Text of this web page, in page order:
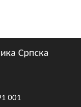
Српска
001